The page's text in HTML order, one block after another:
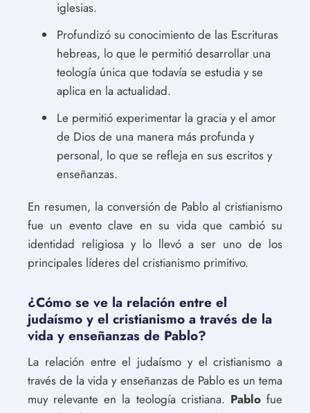
iglesias.
Profundizó su conocimiento de las Escrituras
hebreas, lo que le permitió desarrollar una
teología única que todavía se estudia y se
aplica en la actualidad.
Le permitió experimentar la gracia y el amor
de Dios de una manera más profunda y
personal, lo que se refleja en sus escritos y
enseñanzas.
En resumen, la conversión de Pablo al cristianismo
fue un evento clave en su vida que cambió su
identidad religiosa y lo llevó a ser uno de los
principales líderes del cristianismo primitivo.
¿Cómo se ve la relación entre el
judaísmo y el cristianismo a través de la
vida y enseñanzas de Pablo?
La relación entre el judaísmo y el cristianismo a
través de la vida y enseñanzas de Pablo es un tema
muy relevante en la teología cristiana. Pablofue